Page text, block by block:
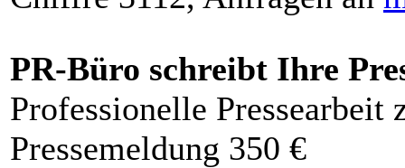
PR-Büro schreibt Ihre
Professionelle Pressearbeit
Pressemeldung 350 €